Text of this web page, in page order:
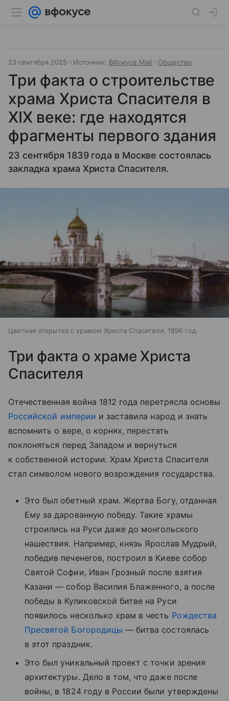
23 сентября 2025 Источник: ВФокусе Mail Общество
Три факта о строительстве
храма Христа Спасителя в
XIX веке: где находятся
фрагменты первого здания
23 сентября 1839 года в Москве состоялась
закладка храма Христа Спасителя.
Цветная открытка с храмом Христа Спасителя, 1896 год
Три факта о храме Христа
Спасителя
Отечественная война 1812 года перетрясла основы
Российской империи и заставила народ и знать
вспомнить о вере, о корнях, перестать
поклоняться перед Западом и вернуться
к собственной истории.Храм Христа Спасителя
стал символом нового возрождения государства.
Это был обетный храм. Жертва Богу, отданная
Ему за дарованную победу. Такие храмы
строились на Руси даже до монгольского
нашествия. Например, князь Ярослав Мудрый,
победив печенегов, построил в Киеве собор
Святой Софии, Иван Грозный после взятия
Казани — собор Василия Блаженного, а после
победы в Куликовской битве на Руси
появилось несколько храм в честь Рождества
Пресвятой Богородицы — битва состоялась
в этот праздник.
Это был уникальный проект с точки зрения
архитектуры. Дело в том, что даже после
войны, в 1824 году в России были утверждены